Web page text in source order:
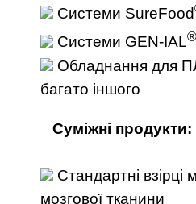
Системи SureFood
Системи GEN-IAL®
Обладнання для
багато іншого
Суміжні продукти:
Стандартні
мозгової тканини